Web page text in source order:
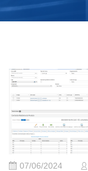
07/06/2024